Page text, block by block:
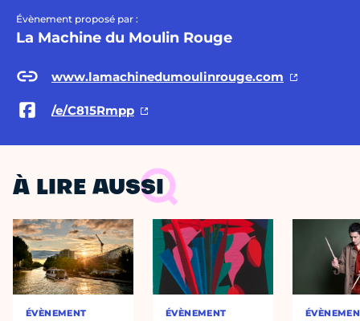
Évènement proposé par :
La Machine du Moulin Rouge
www.lamachinedumoulinrouge.com
/e/C815Rmpp
À LIRE AUSSI
ÉVÈNEMENT ÉVÈNEMENT